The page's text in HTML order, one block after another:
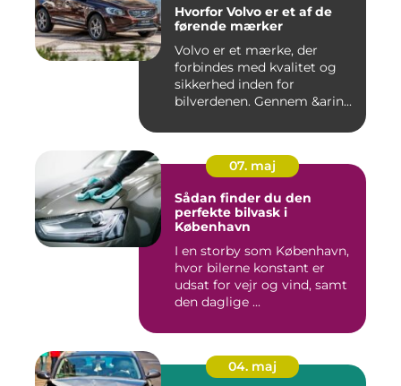
Hvorfor Volvo er et af de
førende mærker
Volvo er et mærke, der
forbindes med kvalitet og
sikkerhed inden for
bilverdenen. Gennem &arin...
07. maj
Sådan finder du den
perfekte bilvask i
København
I en storby som København,
hvor bilerne konstant er
udsat for vejr og vind, samt
den daglige ...
04. maj